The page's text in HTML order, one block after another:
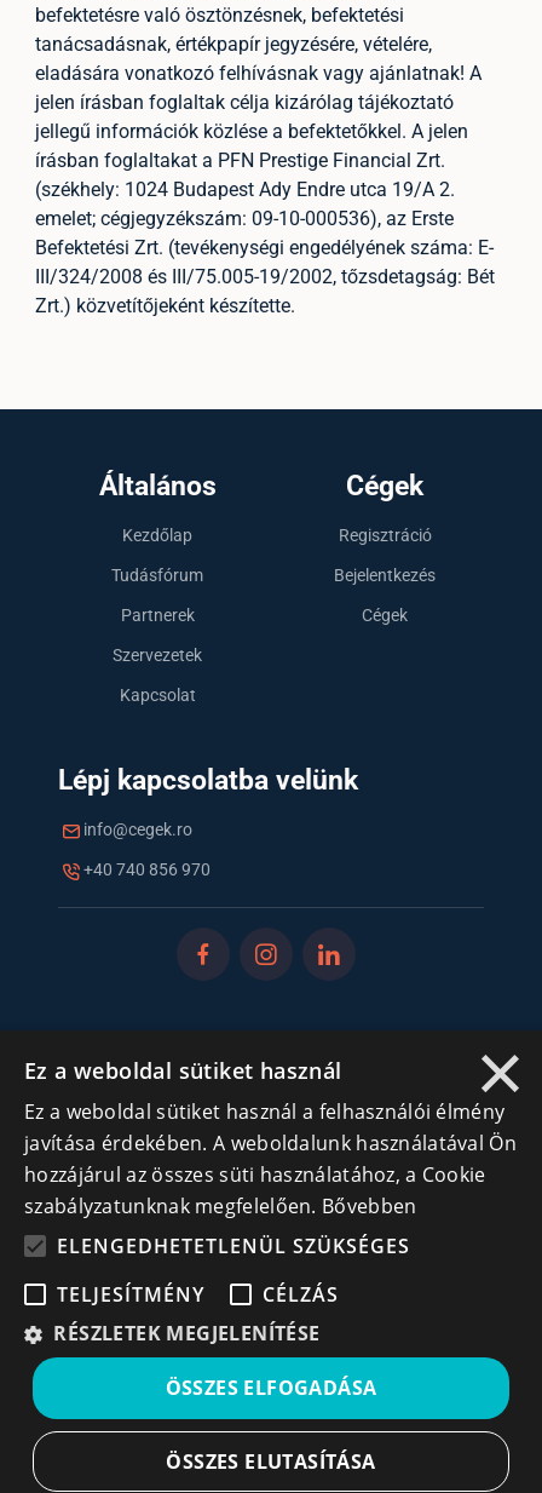
befektetésre való ösztönzésnek, befektetési
tanácsadásnak, értékpapír jegyzésére, vételére,
eladására vonatkozó felhívásnak vagy ajánlatnak! A
jelen írásban foglaltak célja kizárólag tájékoztató
jellegű információk közlése a befektetőkkel. A jelen
írásban foglaltakat a PFN Prestige Financial Zrt.
(székhely: 1024 Budapest Ady Endre utca 19/A 2.
emelet; cégjegyzékszám: 09-10-000536), az Erste
Befektetési Zrt. (tevékenységi engedélyének száma: E-
III/324/2008 és III/75.005-19/2002, tőzsdetagság: Bét
Zrt.) közvetítőjeként készítette.
Általános
Kezdőlap
Tudásfórum
Partnerek
Szervezetek
Kapcsolat
Cégek
Regisztráció
Bejelentkezés
Cégek
Lépj kapcsolatba velünk
info@cegek.ro
+40 740 856 970
legfontosabb üzleti információkkal! A feliratkozás
egyszerű és gyors illetve bármikor leiratkozhatsz, ha úgy
döntesz.
Feliratkozás
A feliratkozással elfogadom aHasználati feltételeket
és Adatvédelmi szabályzatokat
Leiratkozás
© All rights reserved | Cégek.ro
Prisma Solutions
×
Ez a weboldal sütiket használ
Ez a weboldal sütiket használ a felhasználói élmény
javítása érdekében. A weboldalunk használatával Ön
hozzájárul az összes süti használatához, a Cookie
szabályzatunknak megfelelően. Bővebben
ELENGEDHETETLENÜL SZÜKSÉGES
TELJESÍTMÉNY
CÉLZÁS
RÉSZLETEK MEGJELENÍTÉSE
ÖSSZES ELFOGADÁSA
ÖSSZES ELUTASÍTÁSA